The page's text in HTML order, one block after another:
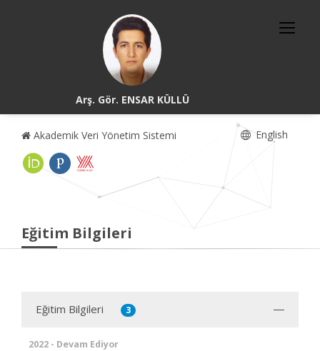
Arş. Gör. ENSAR KÜLLÜ
Akademik Veri Yönetim Sistemi English
Eğitim Bilgileri
Eğitim Bilgileri 3
2022 - Devam Ediyor